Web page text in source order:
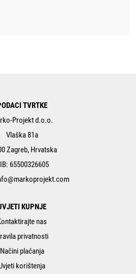
TVRTKE
Projekt d.o.o.
Vlaška 81a
Zagreb, Hrvatska
65500326605
KUPNJE
nas
privatnosti
Načini plaćanja
korištenja